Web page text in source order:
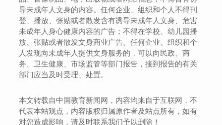
导未成年人文身的内容。任何企业、组织和个人不得刊
登、播放、张贴或者散发含有诱导未成年人文身、危害
未成年人身心健康内容的广告；不得在学校、幼儿园播
放、张贴或者散发文身商业广告。任何企业、组织和个
人发现向未成年人提供文身服务的，可以向民政、商
务、卫生健康、市场监管等部门报告，接到报告的有关
部门应当及时受理、处置。
本文转载自中国教育新闻网，内容均来自于互联网，不
代表本站观点，内容版权归属原作者及站点所有，如有
对您造成影响，请及时联系我们予以删除！